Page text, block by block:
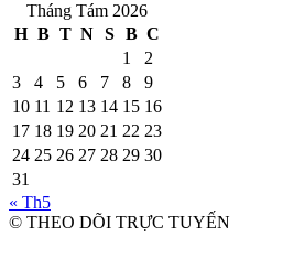
Tháng Tám 2026
H B T N S B C
1
2
3
4 5 6 7 8
9
10 11 12 13 14 15 16
17 18 19 20 21 22 23
24 25 26 27 28 29 30
31
« Th5
© THEO DÕI TRỰC TUYẾN